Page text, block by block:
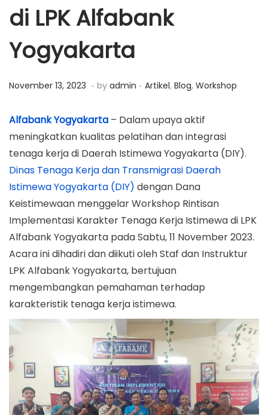
a
t
i
n
t
di LPK Alfabank
Yogyakarta
P
s
t
e
d
o
n
November 13, 2023 N
v
e
m
b
e
r
1
5
,
2
0
2
3
. by admin . P
s
t
e
d
i
n
Artikel, Blog, Workshop
Alfabank Yogyakarta – Dalam upaya aktif
meningkatkan kualitas pelatihan dan integrasi
tenaga kerja di Daerah Istimewa Yogyakarta (DIY).
Dinas Tenaga Kerja dan Transmigrasi Daerah
Istimewa Yogyakarta (DIY) dengan Dana
Keistimewaan menggelar Workshop Rintisan
Implementasi Karakter Tenaga Kerja Istimewa di LPK
Alfabank Yogyakarta pada Sabtu, 11 November 2023.
Acara ini dihadiri dan diikuti oleh Staf dan Instruktur
LPK Alfabank Yogyakarta, bertujuan
mengembangkan pemahaman terhadap
karakteristik tenaga kerja istimewa.